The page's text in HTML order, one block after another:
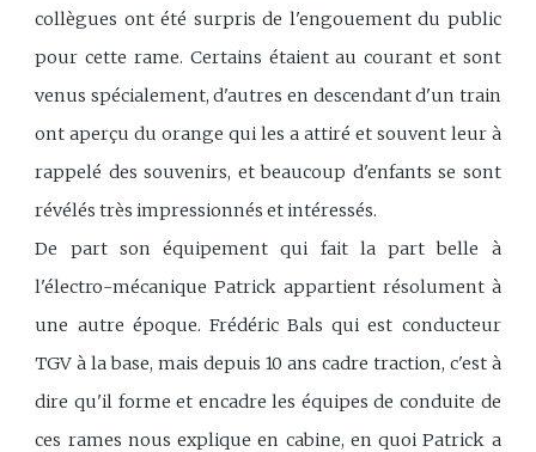
collègues ont été surpris de l'engouement du public
pour cette rame. Certains étaient au courant et sont
venus spécialement, d'autres en descendant d'un train
ont aperçu du orange qui les a attiré et souvent leur à
rappelé des souvenirs, et beaucoup d'enfants se sont
révélés très impressionnés et intéressés.
De part son équipement qui fait la part belle à
l'électro-mécanique Patrick appartient résolument à
une autre époque. Frédéric Bals qui est conducteur
TGV à la base, mais depuis 10 ans cadre traction, c'est à
dire qu'il forme et encadre les équipes de conduite de
ces rames nous explique en cabine, en quoi Patrick a